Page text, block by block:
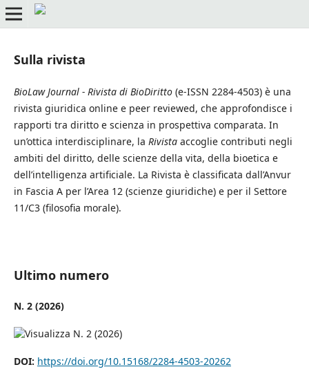
Sulla rivista
BioLaw Journal - Rivista di BioDiritto (e-ISSN 2284-4503) è una
rivista giuridica online e peer reviewed, che approfondisce i
rapporti tra diritto e scienza in prospettiva comparata. In
un’ottica interdisciplinare, la Rivistaaccoglie contributi negli
ambiti del diritto, delle scienze della vita, della bioetica e
dell’intelligenza artificiale. La Rivista è classificata dall’Anvur
in Fascia A per l’Area 12 (scienze giuridiche) e per il Settore
11/C3 (filosofia morale).
Ultimo numero
N. 2 (2026)
DOI: https://doi.org/10.15168/2284-4503-20262